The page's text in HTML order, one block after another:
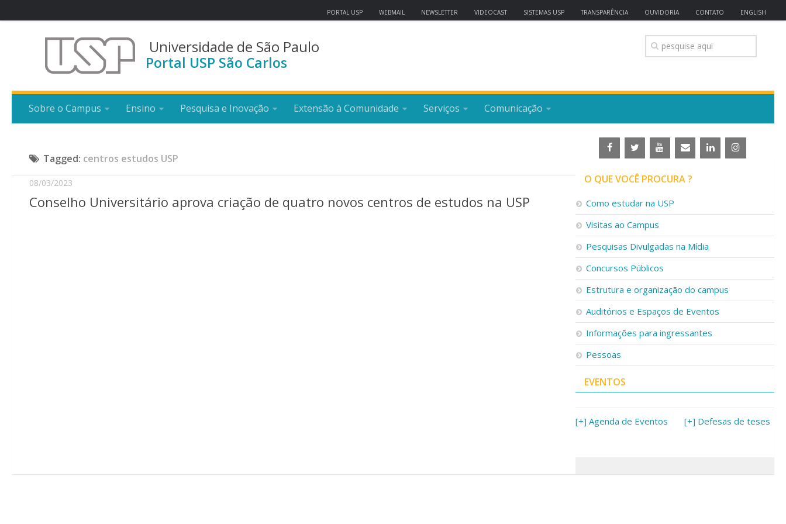
PORTAL USP WEBMAIL NEWSLETTER VIDEOCAST SISTEMAS USP TRANSPARÊNCIA OUVIDORIA CONTATO ENGLISH
Universidade de São Paulo
Portal USP São Carlos
Sobre o Campus Ensino Pesquisa e Inovação Extensão à Comunidade Serviços Comunicação
Tagged: centros estudos USP
08/03/2023
Conselho Universitário aprova criação de quatro novos centros de estudos na USP
O QUE VOCÊ PROCURA ?
Como estudar na USP
Visitas ao Campus
Pesquisas Divulgadas na Mídia
Concursos Públicos
Estrutura e organização do campus
Auditórios e Espaços de Eventos
Informações para ingressantes
Pessoas
EVENTOS
[+] Agenda de Eventos [+] Defesas de teses